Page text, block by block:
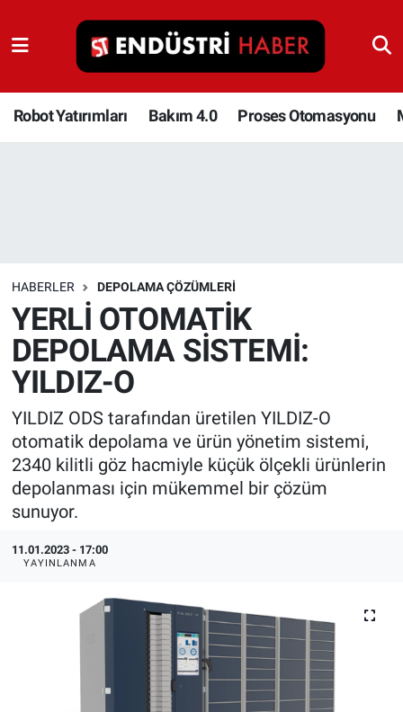
Robot Yatırımları Bakım 4.0 Proses Otomasyonu
HABERLER DEPOLAMA ÇÖZÜMLERI
YERLİ OTOMATİK
DEPOLAMA SİSTEMİ:
YILDIZ-O
YILDIZ ODS tarafından üretilen YILDIZ-O
otomatik depolama ve ürün yönetim sistemi,
2340 kilitli göz hacmiyle küçük ölçekli ürünlerin
depolanması için mükemmel bir çözüm
sunuyor.
11.01.2023 - 17:00
YAYINLANMA
Robot Yatırımları
Bakım 4.0
Depolama Çözümleri
İnşaat ve Malzeme
HaberOrtak
EndüstriST
Enerjisini Üreten Fabrikalar
Endüstri 4.0 Uygulamaları